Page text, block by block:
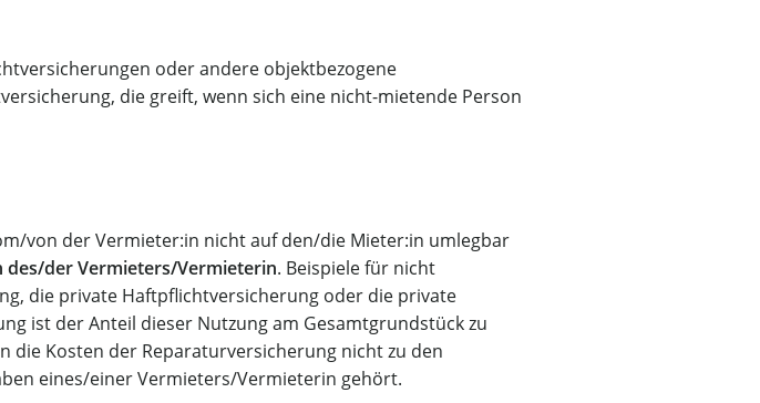
oder andere objektbezogene
die greift, wenn sich eine nicht-mietende Person
von der Vermieter:in nicht auf den/die Mieter:in umlegbar
des/der Vermieters/Vermieterin. Beispiele für nicht
die private Haftpflichtversicherung oder die private
ist der Anteil dieser Nutzung am Gesamtgrundstück zu
die Kosten der Reparaturversicherung nicht zu den
eines/einer Vermieters/Vermieterin gehört.